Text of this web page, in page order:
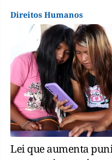
Direitos Humanos
Lei que aumenta